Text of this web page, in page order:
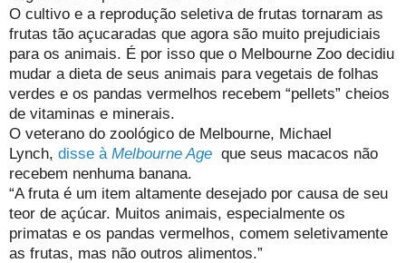
O cultivo e a reprodução seletiva de frutas tornaram as
frutas tão açucaradas que agora são muito prejudiciais
para os animais. É por isso que o Melbourne Zoo decidiu
mudar a dieta de seus animais para vegetais de folhas
verdes e os pandas vermelhos recebem “pellets” cheios
de vitaminas e minerais.
O veterano do zoológico de Melbourne, Michael
Lynch, disse à Melbourne Age que seus macacos não
recebem nenhuma banana.
“A fruta é um item altamente desejado por causa de seu
teor de açúcar. Muitos animais, especialmente os
primatas e os pandas vermelhos, comem seletivamente
as frutas, mas não outros alimentos.”